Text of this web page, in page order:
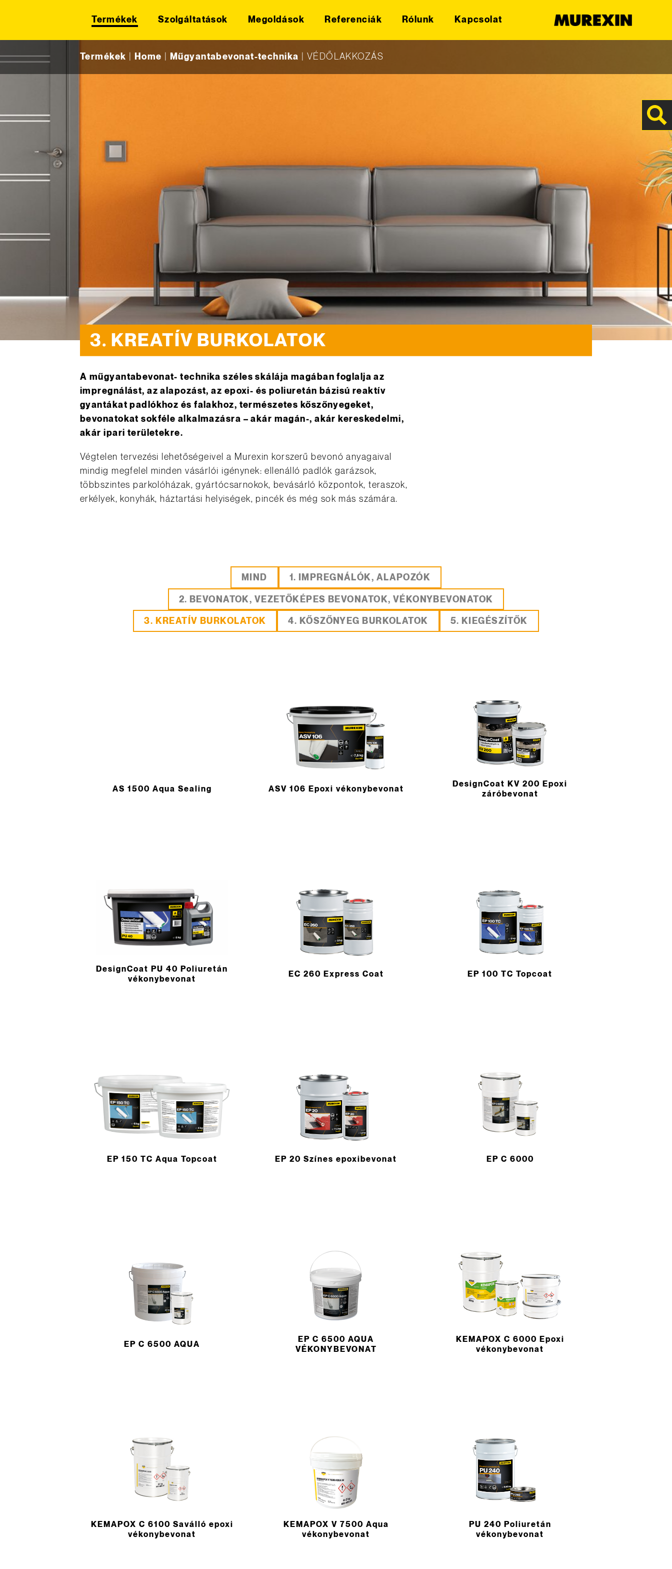
Termékek Szolgáltatások Megoldások Referenciák Rólunk Kapcsolat
Termékek Home Műgyantabevonat-technika VÉDŐLAKKOZÁS
3. KREATÍV BURKOLATOK
A műgyantabevonat- technika széles skálája magában foglalja az
impregnálást, az alapozást, az epoxi- és poliuretán bázisú reaktív
gyantákat padlókhoz és falakhoz, természetes kőszőnyegeket,
bevonatokat sokféle alkalmazásra – akár magán-, akár kereskedelmi,
akár ipari területekre.
Végtelen tervezési lehetőségeivel a Murexin korszerű bevonó anyagaival
mindig megfelel minden vásárlói igénynek: ellenálló padlók garázsok,
többszintes parkolóházak, gyártócsarnokok, bevásárló központok, teraszok,
erkélyek, konyhák, háztartási helyiségek, pincék és még sok más számára.
MIND 1. IMPREGNÁLÓK, ALAPOZÓK
2. BEVONATOK, VEZETŐKÉPES BEVONATOK, VÉKONYBEVONATOK
3. KREATÍV BURKOLATOK 4. KŐSZŐNYEG BURKOLATOK 5. KIEGÉSZÍTŐK
AS 1500 Aqua Sealing ASV 106 Epoxi vékonybevonat
DesignCoat KV 200 Epoxi
záróbevonat
DesignCoat PU 40 Poliuretán
vékonybevonat
EC 260 Express Coat EP 100 TC Topcoat
EP 150 TC Aqua Topcoat EP 20 Színes epoxibevonat EP C 6000
EP C 6500 AQUA
EP C 6500 AQUA
VÉKONYBEVONAT
KEMAPOX C 6000 Epoxi
vékonybevonat
KEMAPOX C 6100 Saválló epoxi
vékonybevonat
KEMAPOX V 7500 Aqua
vékonybevonat
PU 240 Poliuretán
vékonybevonat